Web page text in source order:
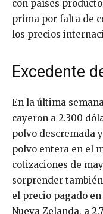
con países
prima por falta de
los precios
Excedente
En la última
cayeron a 2.300
polvo descremada
polvo entera en el
cotizaciones de
sorprender
el precio pagado
Nueva Zelanda, a